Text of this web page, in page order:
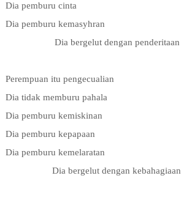
Dia pemburu cinta
Dia pemburu kemasyhran
Dia bergelut dengan penderitaan
Perempuan itu pengecualian
Dia tidak memburu pahala
Dia pemburu kemiskinan
Dia pemburu kepapaan
Dia pemburu kemelaratan
Dia bergelut dengan kebahagiaan